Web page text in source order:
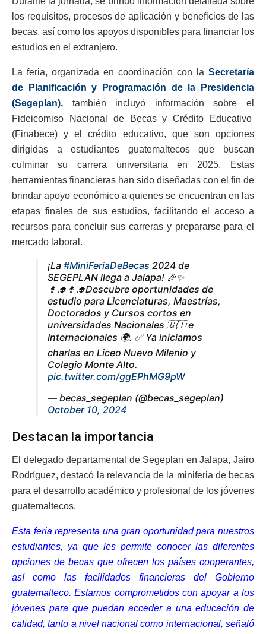
los requisitos, procesos de aplicación y beneficios de las
becas, así como los apoyos disponibles para financiar los
estudios en el extranjero.
La feria, organizada en coordinación con la Secretaría
de Planificación y Programación de la Presidencia
(Segeplan), también incluyó información sobre el
Fideicomiso Nacional de Becas y Crédito Educativo
(Finabece) y el crédito educativo, que son opciones
dirigidas a estudiantes guatemaltecos que buscan
culminar su carrera universitaria en 2025. Estas
herramientas financieras han sido diseñadas con el fin de
brindar apoyo económico a quienes se encuentran en las
etapas finales de sus estudios, facilitando el acceso a
recursos para concluir sus carreras y prepararse para el
mercado laboral.
¡La #MiniFeriaDeBecas 2024 de
SEGEPLAN llega a Jalapa! 🎉✨
👩‍🎓👨‍🎓Descubre oportunidades de
estudio para Licenciaturas, Maestrías,
Doctorados y Cursos cortos en
universidades Nacionales 🇬🇹 e
Internacionales 🌍. ✅ Ya iniciamos
charlas en Liceo Nuevo Milenio y
Colegio Monte Alto.
pic.twitter.com/ggEPhMG9pW
— becas_segeplan (@becas_segeplan)
October 10, 2024
Destacan la importancia
El delegado departamental de Segeplan en Jalapa, Jairo
Rodríguez, destacó la relevancia de la miniferia de becas
para el desarrollo académico y profesional de los jóvenes
guatemaltecos.
Esta feria representa una gran oportunidad para nuestros
estudiantes, ya que les permite conocer las diferentes
opciones de becas que ofrecen los países cooperantes,
así como las facilidades financieras del Gobierno
guatemalteco. Estamos comprometidos con apoyar a los
jóvenes para que puedan acceder a una educación de
calidad, tanto a nivel nacional como internacional, señaló